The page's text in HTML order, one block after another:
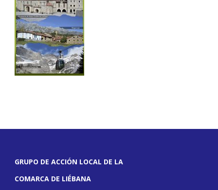
GRUPO DE ACCIÓN LOCAL DE LA
COMARCA DE LIÉBANA